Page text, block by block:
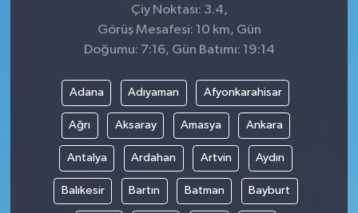
Çiy Noktası: 3.4,
Görüş Mesafesi: 10 km, Gün
Doğumu: 7:16, Gün Batımı: 19:14
Adana Adıyaman Afyonkarahisar
Ağrı Aksaray Amasya Ankara
Antalya Ardahan Artvin Aydın
Balıkesir Bartın Batman Bayburt